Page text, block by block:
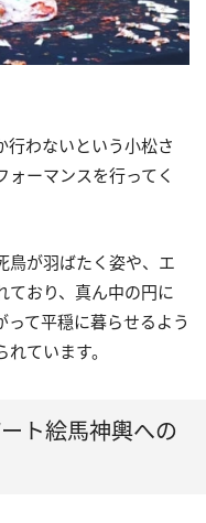
行わないという小松さ
ーマンスを行ってく
鳥が羽ばたく姿や、エ
ており、真ん中の円に
て平穏に暮らせるよう
ています。
ト絵馬神輿への